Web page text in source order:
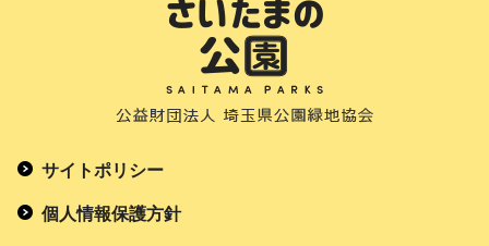
サイトポリシー
個人情報保護方針